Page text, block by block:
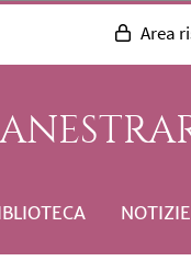
Area
NOTIZIE